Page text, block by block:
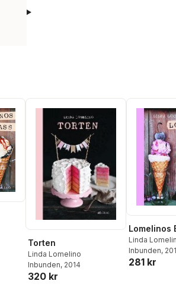
antal röster:
Torten
Linda Lomelino
Inbunden, 2014
320 kr
Lomelinos
Linda
Inbunden,
281 kr